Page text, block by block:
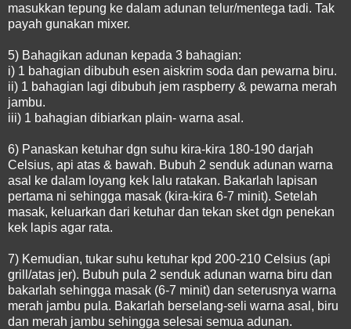
masukkan tepung ke dalam adunan telur/mentega tadi. Tak
payah gunakan mixer.
5) Bahagikan adunan kepada 3 bahagian:
i) 1 bahagian dibubuh esen aiskrim soda dan pewarna biru.
ii) 1 bahagian lagi dibubuh jem raspberry & pewarna merah
jambu.
iii) 1 bahagian dibiarkan plain- warna asal.
6) Panaskan ketuhar dgn suhu kira-kira 180-190 darjah
Celsius, api atas & bawah. Bubuh 2 senduk adunan warna
asal ke dalam loyang kek lalu ratakan. Bakarlah lapisan
pertama ni sehingga masak (kira-kira 6-7 minit). Setelah
masak, keluarkan dari ketuhar dan tekan sket dgn penekan
kek lapis agar rata.
7) Kemudian, tukar suhu ketuhar kpd 200-210 Celsius (api
grill/atas jer). Bubuh pula 2 senduk adunan warna biru dan
bakarlah sehingga masak (6-7 minit) dan seterusnya warna
merah jambu pula. Bakarlah berselang-seli warna asal, biru
dan merah jambu sehingga selesai semua adunan.